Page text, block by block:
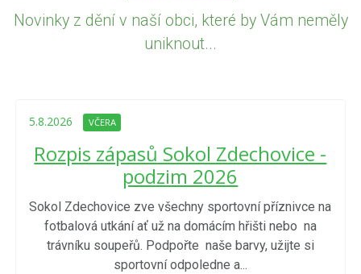
Novinky z dění v naší obci, které by Vám neměly
uniknout...
5.8.2026 VČERA
Rozpis zápasů Sokol Zdechovice -
podzim 2026
Sokol Zdechovice zve všechny sportovní příznivce na
fotbalová utkání ať už na domácím hřišti nebo na
trávníku soupeřů. Podpořte naše barvy, užijte si
sportovní odpoledne a...